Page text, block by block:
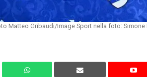
Matteo Gribaudi/Image Sport nella foto: Simone